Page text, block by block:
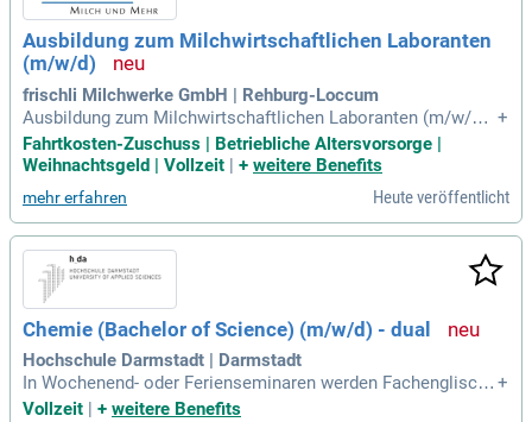
Ausbildung zum Milchwirtschaftlichen Laboranten
(m/w/d)
frischli Milchwerke GmbH | Rehburg-Loccum
Ausbildung zum Milchwirtschaftlichen Laboranten (m/w/d)
2026: Naturwissenschaften gehören zu Ihren Lieblingsfäche
rn? Sie haben kein Problem mit Zahlen umzugehen? Sie arb
eiten gerne methodisch und eigenverantwortlich?
+
Fahrtkosten-Zuschuss | Betriebliche Altersvorsorge |
Weihnachtsgeld | Vollzeit | + weitere Benefits
mehr erfahren Heute veröffentlicht
Chemie (Bachelor of Science) (m/w/d) - dual
Hochschule Darmstadt | Darmstadt
In Wochenend- oder Ferienseminaren werden Fachenglisch,
Literaturrecherchen und Präsentationstechniken vertieft so
+
Vollzeit | + weitere Benefits